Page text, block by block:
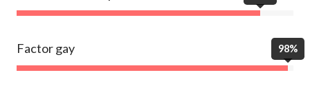
Factor gay 98%